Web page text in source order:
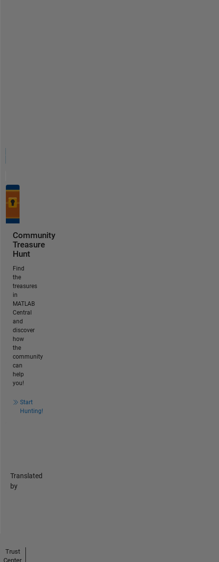
Community
Treasure
Hunt
Find
the
treasures
in
MATLAB
Central
and
discover
how
the
community
can
help
you!
Start
Hunting!
Translated
by
Trust
Center